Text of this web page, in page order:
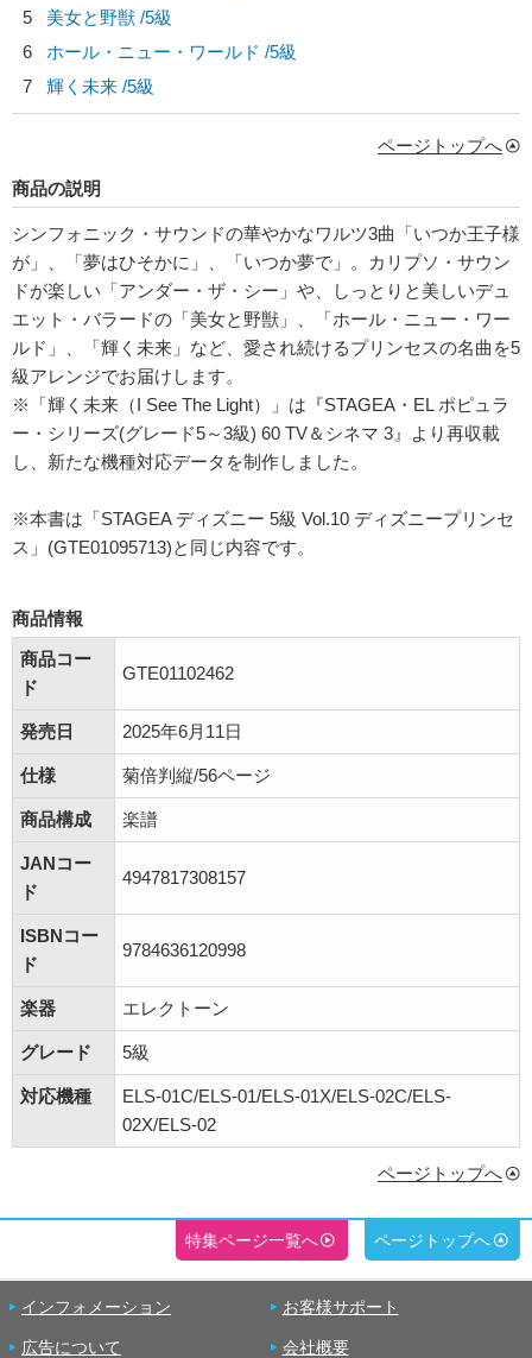
5
美女と野獣 /5級
6
ホール・ニュー・ワールド /5級
7
輝く未来 /5級
ページトップへ
商品の説明
シンフォニック・サウンドの華やかなワルツ3曲「いつか王子様
が」、「夢はひそかに」、「いつか夢で」。カリプソ・サウン
ドが楽しい「アンダー・ザ・シー」や、しっとりと美しいデュ
エット・バラードの「美女と野獣」、「ホール・ニュー・ワー
ルド」、「輝く未来」など、愛され続けるプリンセスの名曲を5
級アレンジでお届けします。
※「輝く未来（I See The Light）」は『STAGEA・EL ポピュラ
ー・シリーズ(グレード5～3級) 60 TV＆シネマ 3』より再収載
し、新たな機種対応データを制作しました。
※本書は「STAGEA ディズニー 5級 Vol.10 ディズニープリンセ
ス」(GTE01095713)と同じ内容です。
商品情報
商品コー
ド
GTE01102462
発売日 2025年6月11日
仕様 菊倍判縦/56ページ
商品構成 楽譜
JANコー
ド
4947817308157
ISBNコー
ド
9784636120998
楽器 エレクトーン
グレード 5級
対応機種
ELS-01C/ELS-01/ELS-01X/ELS-02C/ELS-
02X/ELS-02
ページトップへ
特集ページ一覧へ ページトップへ
インフォメーション お客様サポート
広告について 会社概要